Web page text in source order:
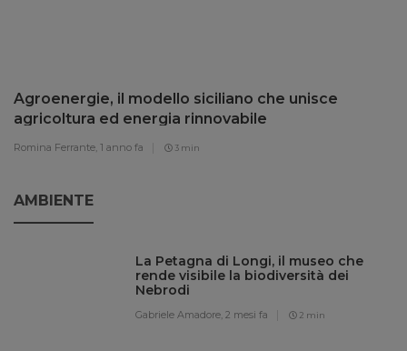
Agroenergie, il modello siciliano che unisce
agricoltura ed energia rinnovabile
Romina Ferrante, 1 anno fa 3 min
AMBIENTE
La Petagna di Longi, il museo che
rende visibile la biodiversità dei
Nebrodi
Gabriele Amadore,2 mesi fa 2 min